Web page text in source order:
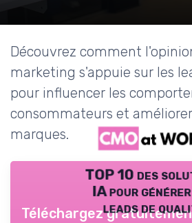
Découvrez comment
marketing s'appuie sur les
pour influencer les
consommateurs et
marques.
TOP 10 des
IA pour
leads de
Téléchargez